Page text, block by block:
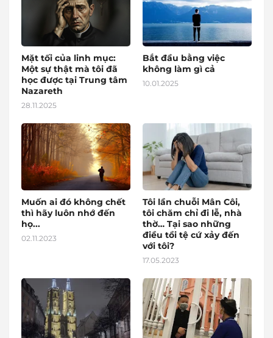
Mặt tối của linh mục:
Một sự thật mà tôi đã
học được tại Trung tâm
Nazareth
28.11.2025
Bắt đầu bằng việc
không làm gì cả
10.01.2025
Muốn ai đó không chết
thì hãy luôn nhớ đến
họ...
02.11.2023
Tôi lần chuỗi Mân Côi,
tôi chăm chỉ đi lễ, nhà
thờ… Tại sao những
điều tồi tệ cứ xảy đến
với tôi?
17.05.2023